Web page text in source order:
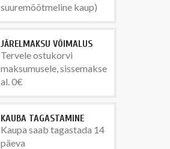
suuremõõtmeline kaup)
JÄRELMAKSU VÕIMALUS
Tervele ostukorvi
maksumusele, sissemakse
al. 0€
KAUBA TAGASTAMINE
Kaupa saab tagastada 14
päeva